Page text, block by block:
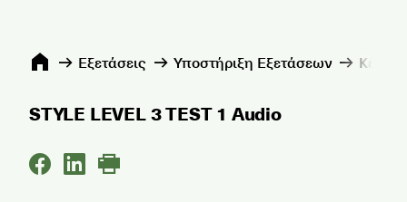
Εξετάσεις Υποστήριξη Εξετάσεων
STYLE LEVEL 3 TEST 1 Audio